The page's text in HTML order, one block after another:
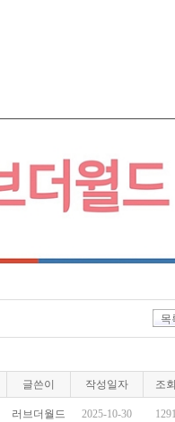
목
글쓴이 작성일자 조
러브더월드 2025-10-30